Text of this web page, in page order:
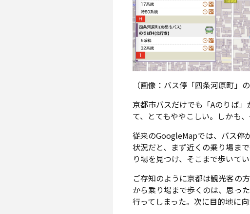
（画像：バス停「四条河原町」
京都市バスだけでも「Aのりば
て、とてもややこしい。しかも、
従来のGoogleMapでは、バス停
状況だと、まず近くの乗り場ま
り場を見つけ、そこまで歩いて
ご存知のように京都は観光客の方
から乗り場まで歩くのは、思っ
行ってしまった。次に目的地に